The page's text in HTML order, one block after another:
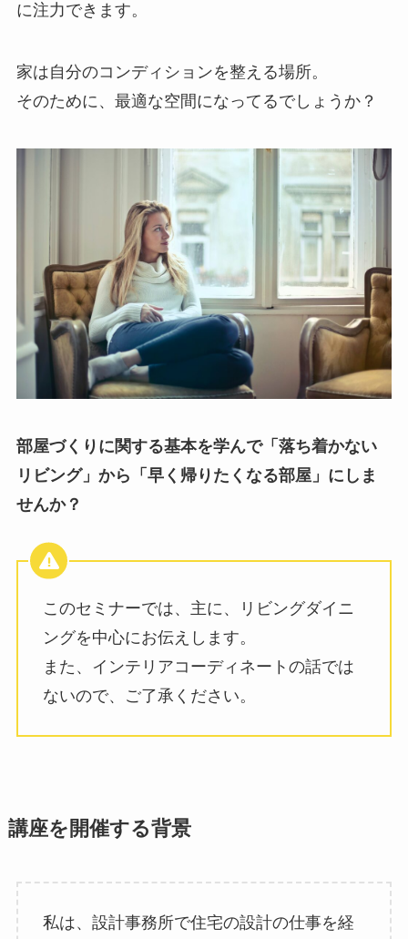
に注力できます。
家は自分のコンディションを整える場所。
そのために、最適な空間になってるでしょうか？
部屋づくりに関する基本を学んで「落ち着かない
リビング」から「早く帰りたくなる部屋」にしま
せんか？
このセミナーでは、主に、リビングダイニ
ングを中心にお伝えします。
また、インテリアコーディネートの話では
ないので、ご了承ください。
講座を開催する背景
私は、設計事務所で住宅の設計の仕事を経